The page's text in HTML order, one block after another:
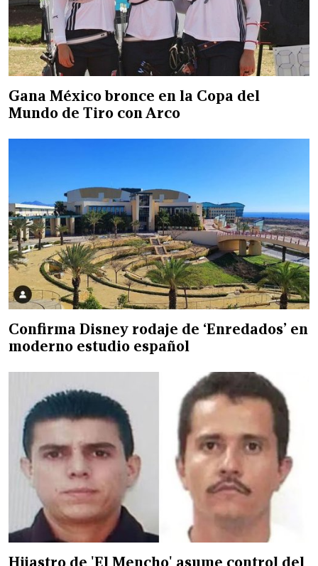
Gana México bronce en la Copa del
Mundo de Tiro con Arco
Confirma Disney rodaje de ‘Enredados’ en
moderno estudio español
Hijastro de 'El Mencho' asume control del